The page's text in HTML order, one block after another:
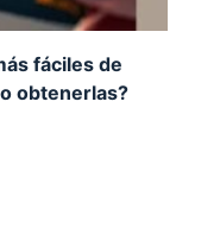
fáciles de
obtenerlas?